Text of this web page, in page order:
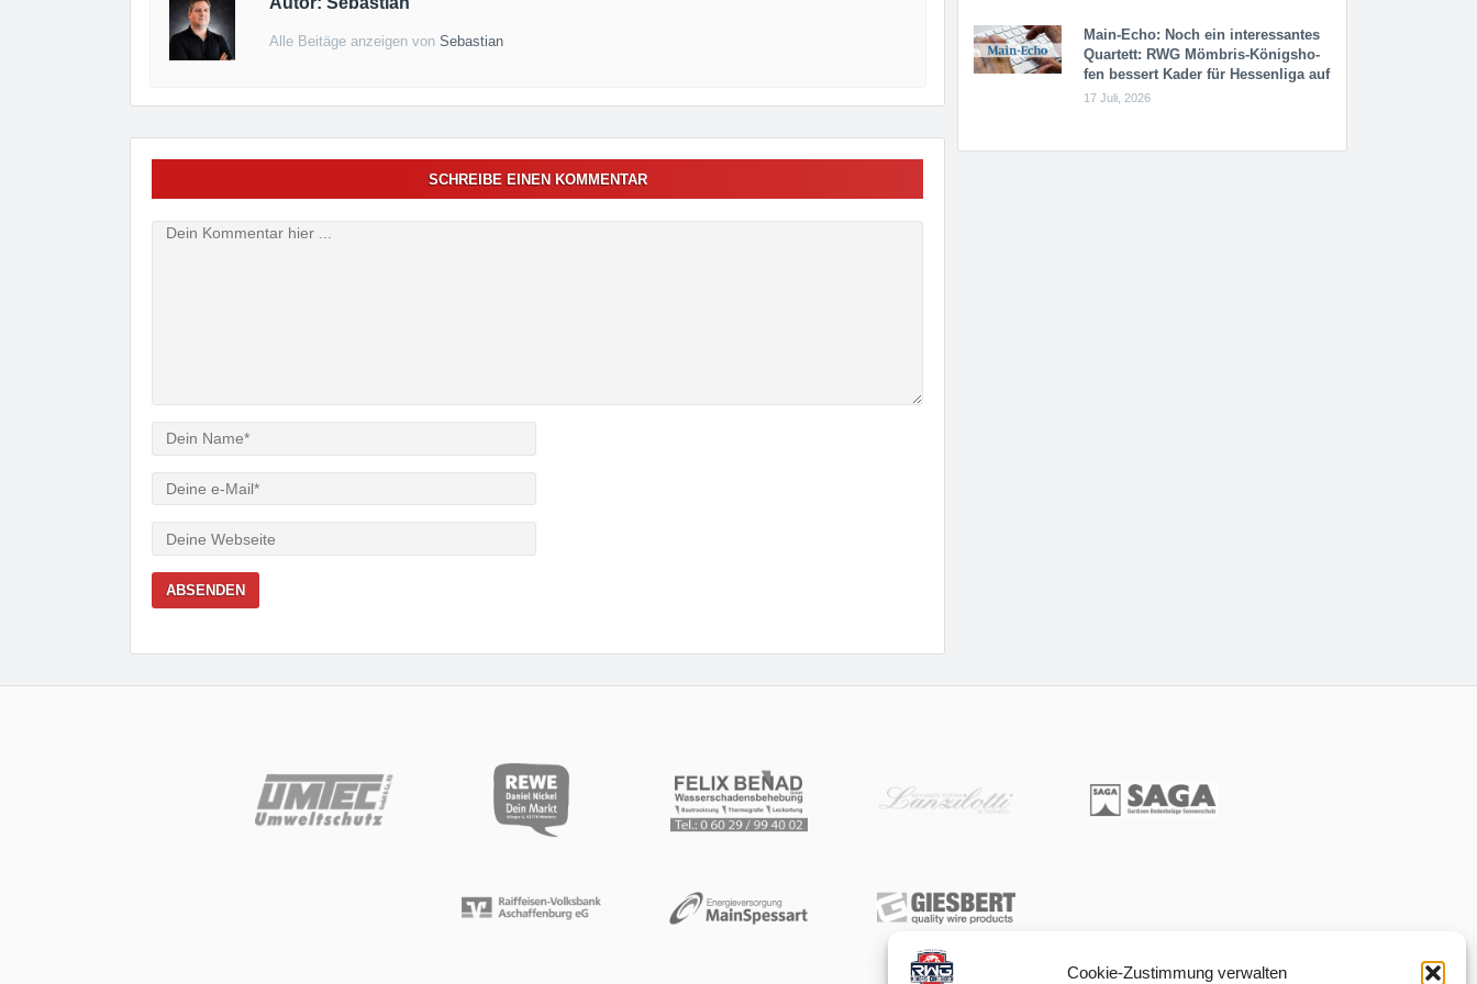
Cookie-Zustimmung verwalten
Alle Beitäge anzeigen vonSebastian
SCHREIBE EINEN KOMMENTAR
Verfasser
Mail
Webseite
Main-Echo: Noch ein in­ter­es­san­tes
Quar­tett: RWG Möm­b­ris-Kö­n­igs­ho­
fen bessert Kader für Hessenliga auf
17 Juli, 2026